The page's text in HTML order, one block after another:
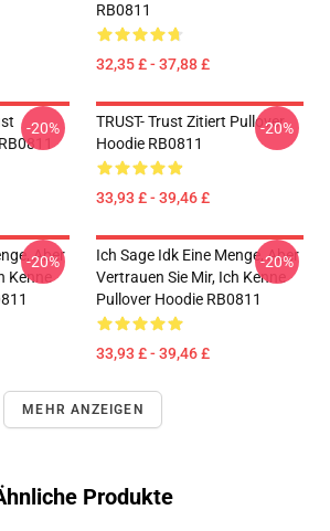
RB0811
32,35 £ - 37,88 £
-20%
TRUST- Trust Zitiert Pullover
Hoodie RB0811
33,93 £ - 39,46 £
-20%
Aber
-20%
Ich Sage Idk Eine Menge, Aber
Vertrauen Sie Mir, Ich Kenne
Pullover Hoodie RB0811
33,93 £ - 39,46 £
-20%
MEHR ANZEIGEN
Produkte